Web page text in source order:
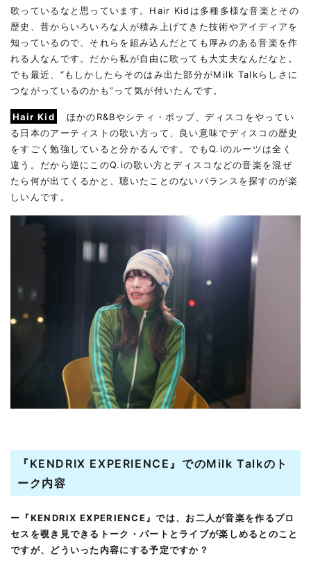
歌っているなと思っています。Hair Kidは多種多様な音楽とその
歴史、昔からいろいろな人が積み上げてきた技術やアイディアを
知っているので、それらを組み込んだとても厚みのある音楽を作
れる人なんです。だから私が自由に歌っても大丈夫なんだなと。
でも最近、“もしかしたらそのはみ出た部分がMilk Talkらしさに
つながっているのかも”って気が付いたんです。
Hair Kid
ほかのR&Bやシティ・ポップ、ディスコをやってい
る日本のアーティストの歌い方って、良い意味でディスコの歴史
をすごく勉強していると分かるんです。でもQ.iのルーツは全く
違う。だから逆にこのQ.iの歌い方とディスコなどの音楽を混ぜ
たら何が出てくるかと、聴いたことのないバランスを探すのが楽
しいんです。
『KENDRIX EXPERIENCE』でのMilk Talkのト
ーク内容
ー『KENDRIX EXPERIENCE』では、お二人が音楽を作るプロ
セスを覗き見できるトーク・パートとライブが楽しめるとのこと
ですが、どういった内容にする予定ですか？